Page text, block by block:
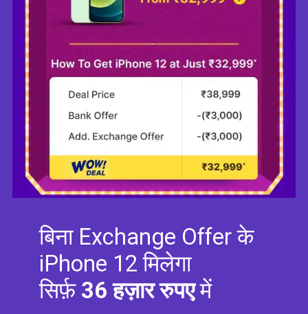
बिना Exchange Offer के
iPhone 12 मिलेगा
सिर्फ़ 36 हज़ार रुपएमें